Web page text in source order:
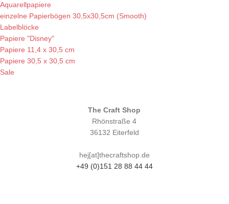
Aquarellpapiere
einzelne Papierbögen 30,5x30,5cm (Smooth)
Labelblöcke
Papiere "Disney"
Papiere 11,4 x 30,5 cm
Papiere 30,5 x 30,5 cm
Sale
The Craft Shop
Rhönstraße 4
36132 Eiterfeld
hej[at]thecraftshop.de
+49 (0)151 28 88 44 44